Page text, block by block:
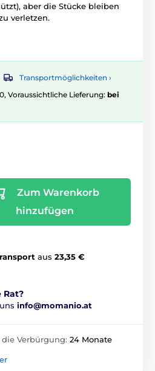
aber die Stücke bleiben
verletzen.
Transportmöglichkeiten ›
Voraussichtliche Lieferung: bei
Zum Warenkorb
hinzufügen
aus 23,35 €
Rat?
info@momanio.at
die Verbürgung: 24 Monate